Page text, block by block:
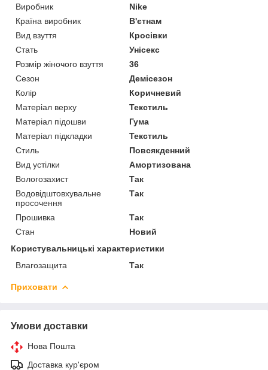
Виробник
Nike
Країна виробник
В'єтнам
Вид взуття
Кросівки
Стать
Унісекс
Розмір жіночого взуття
36
Сезон
Демісезон
Колір
Коричневий
Матеріал верху
Текстиль
Матеріал підошви
Гума
Матеріал підкладки
Текстиль
Стиль
Повсякденний
Вид устілки
Амортизована
Вологозахист
Так
Водовідштовхувальне
просочення
Так
Прошивка
Так
Стан
Новий
Користувальницькі характеристики
Влагозащита
Так
Приховати
Умови доставки
Нова Пошта
Доставка кур'єром